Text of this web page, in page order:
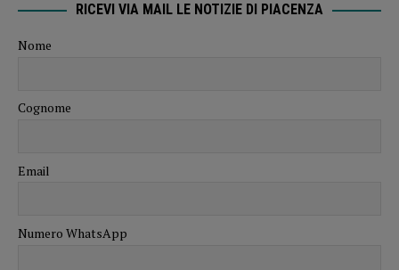
RICEVI VIA MAIL LE NOTIZIE DI PIACENZA
Nome
Cognome
Email
Numero WhatsApp